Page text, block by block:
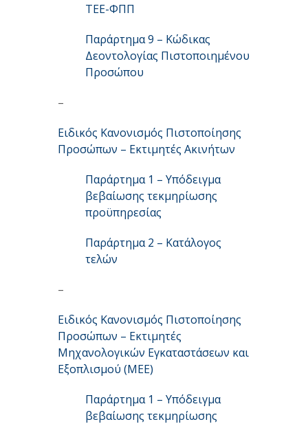
ΤΕΕ-ΦΠΠ
Παράρτημα 9 – Κώδικας
Δεοντολογίας Πιστοποιημένου
Προσώπου
–
Ειδικός Κανονισμός Πιστοποίησης
Προσώπων – Εκτιμητές Ακινήτων
Παράρτημα 1 – Υπόδειγμα
βεβαίωσης τεκμηρίωσης
προϋπηρεσίας
Παράρτημα 2 – Κατάλογος
τελών
–
Ειδικός Κανονισμός Πιστοποίησης
Προσώπων – Εκτιμητές
Μηχανολογικών Εγκαταστάσεων και
Εξοπλισμού (ΜΕΕ)
Παράρτημα 1 – Υπόδειγμα
βεβαίωσης τεκμηρίωσης